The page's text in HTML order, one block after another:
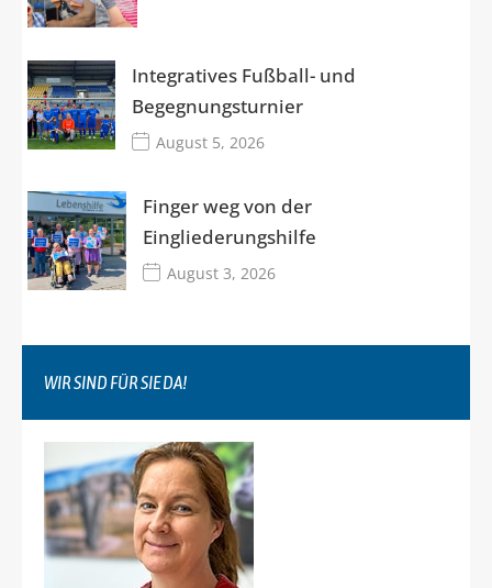
Integratives Fußball- und
Begegnungsturnier
August 5, 2026
Finger weg von der
Eingliederungshilfe
August 3, 2026
WIR SIND FÜR SIE DA!